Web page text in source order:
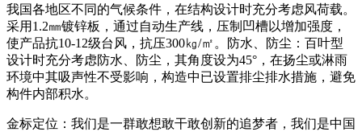
我国各地区不同的气候条件，在结构设计时充分考虑风荷载。
采用1.2㎜镀锌板，通过自动生产线，压制凹槽以增加强度，
使产品抗10-12级台风，抗压300㎏/㎡。防水、防尘：百叶型
设计时充分考虑防水、防尘，其角度设为45°，在扬尘或淋雨
环境中其吸声性不受影响，构造中已设置排尘排水措施，避免
构件内部积水。
金标定位：我们是一群敢想敢干敢创新的追梦者，我们是中国